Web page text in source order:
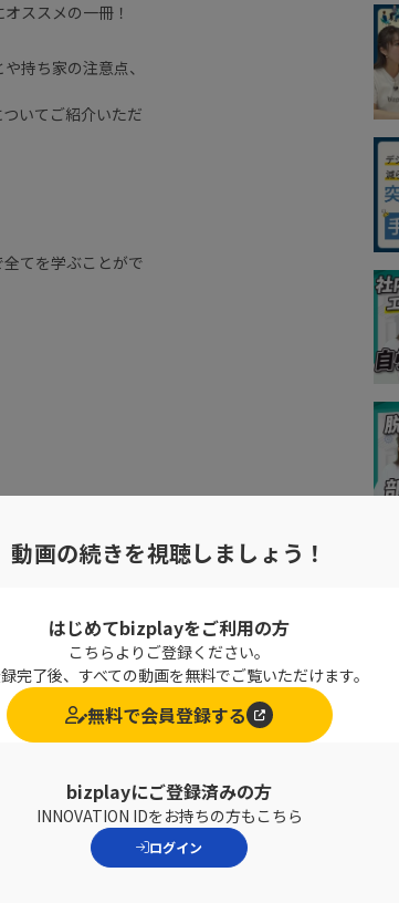
ススメの一冊！
持ち家の注意点、
いてご紹介いただ
てを学ぶことがで
きましょう！
らっしゃいます。
動画の続きを視聴しましょう！
はじめてbizplayをご利用の方
こちらよりご登録ください。
完了後、すべての動画を無料でご覧いただけます。
無料で会員登録する
bizplayにご登録済みの方
INNOVATION IDをお持ちの方もこちら
ログイン